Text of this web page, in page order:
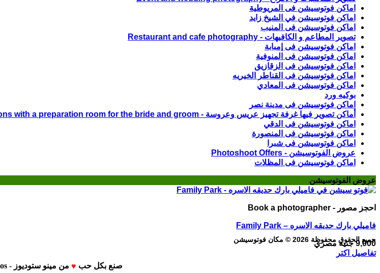
اماكن فوتوسيشن فى المريوطية
اماكن فوتوسيشن في الشيخ زايد
اماكن فوتوسيشن فى المنيب
تصوير المطاعم و الكافيهات - Restaurant and cafe photography
اماكن فوتوسيشن فى إمبابة
اماكن فوتوسيشن فى المنوفية
اماكن فوتوسيشن فى الزقازيق
اماكن فوتوسيشن فى القناطر الخيريه
اماكن فوتوسيشن فى المعادي
بوكيه ورد
اماكن فوتوسيشن فى مدينة نصر
أماكن تصوير فيها غرفة تجهيز عريس وعروسة - Photoshoot locations with a preparation room for the bride and groom
اماكن فوتوسيشن فى الدقي
اماكن فوتوسيشن فى المنصورة
اماكن فوتوسيشن فى شبرا
عروض الفوتوسيشن - Photoshoot Offers
اماكن فوتوسيشن فى المظلات
عروض الفوتوسيشن
احجز مصور - Book a photographer
فاميلي بارك حديقه الاسره – Family Park
9,000 جنية مصري
تفاصيل اكتر
جميع الحقوق محفوظة 2026 © مكان فوتوسيشن
صنع بكل حب ♥ من مينو ستوديوز - MENO Studios